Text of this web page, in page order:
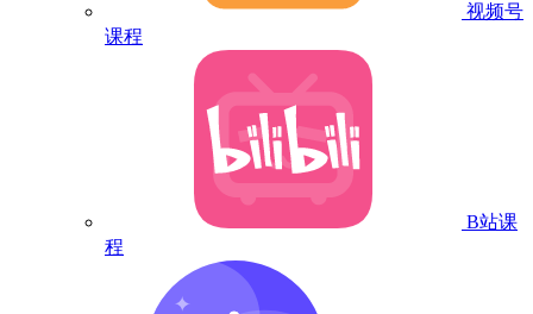
视频号
课程
B站课
程